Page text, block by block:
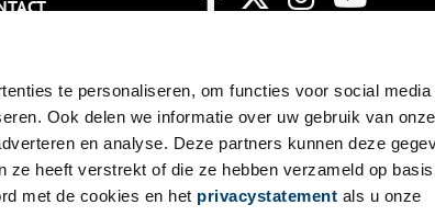
te personaliseren, om functies voor social media
Ook delen we informatie over uw gebruik van onze
en analyse. Deze partners kunnen deze
ze heeft verstrekt of die ze hebben verzameld op
met de cookies en het privacystatement als u onze